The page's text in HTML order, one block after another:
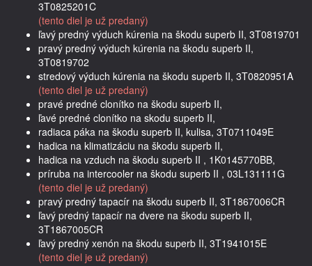
3T0825201C
(tento diel je už predaný)
ľavý predný výduch kúrenia na škodu superb II, 3T0819701
pravý predný výduch kúrenia na škodu superb II,
3T0819702
stredový výduch kúrenia na škodu superb II, 3T0820951A
(tento diel je už predaný)
pravé predné clonítko na škodu superb II,
ľavé predné clonítko na skodu superb II,
radiaca páka na škodu superb II, kulisa, 3T0711049E
hadica na klimatizáciu na škodu superb II,
hadica na vzduch na škodu superb II , 1K0145770BB,
príruba na intercooler na škodu superb II , 03L131111G
(tento diel je už predaný)
pravý predný tapacír na škodu superb II, 3T1867006CR
ľavý predný tapacír na dvere na škodu superb II,
3T1867005CR
ľavý predný xenón na škodu superb II, 3T1941015E
(tento diel je už predaný)